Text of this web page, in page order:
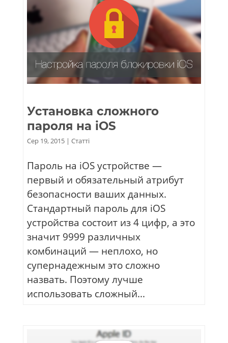
Установка сложного
пароля на iOS
Сер 19, 2015| Статті
Пароль на iOS устройстве —
первый и обязательный атрибут
безопасности ваших данных.
Стандартный пароль для iOS
устройства состоит из 4 цифр, а это
значит 9999 различных
комбинаций — неплохо, но
супернадежным это сложно
назвать. Поэтому лучше
использовать сложный...